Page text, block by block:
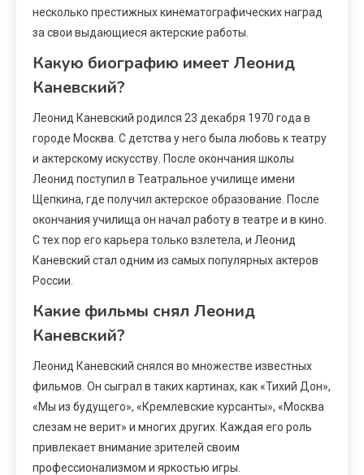
несколько престижных кинематографических наград
за свои выдающиеся актерские работы.
Какую биографию имеет Леонид
Каневский?
Леонид Каневский родился 23 декабря 1970 года в
городе Москва. С детства у него была любовь к театру
и актерскому искусству. После окончания школы
Леонид поступил в Театральное училище имени
Щепкина, где получил актерское образование. После
окончания училища он начал работу в театре и в кино.
С тех пор его карьера только взлетела, и Леонид
Каневский стал одним из самых популярных актеров
России.
Какие фильмы снял Леонид
Каневский?
Леонид Каневский снялся во множестве известных
фильмов. Он сыграл в таких картинах, как «Тихий Дон»,
«Мы из будущего», «Кремлевские курсанты», «Москва
слезам не верит» и многих других. Каждая его роль
привлекает внимание зрителей своим
профессионализмом и яркостью игры.